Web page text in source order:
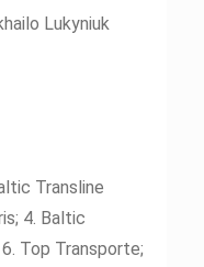
Lukyniuk
Transline
4. Baltic
Top Transporte;